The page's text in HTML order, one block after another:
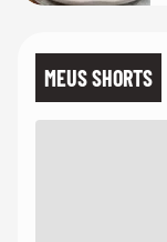
MEUS SHORTS